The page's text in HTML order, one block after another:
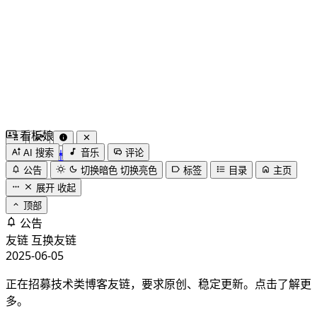
by 木果阿木果
看板娘
AI 搜索 音乐
评论
公告
切换暗色 切换亮色 标签 目录
主页
展开 收起
顶部
公告
友链 互换友链
2025-06-05
正在招募技术类博客友链，要求原创、稳定更新。点击了解更
多。